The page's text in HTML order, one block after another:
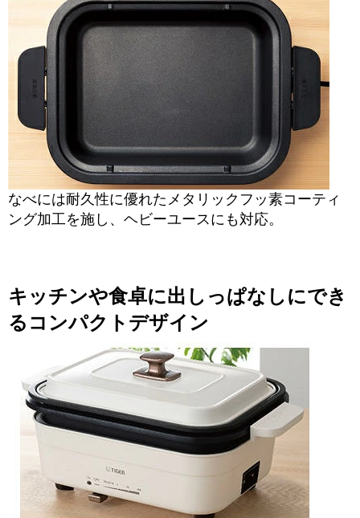
なべには耐久性に優れたメタリックフッ素コーティ
ング加工を施し、ヘビーユースにも対応。
キッチンや食卓に出しっぱなしにでき
るコンパクトデザイン